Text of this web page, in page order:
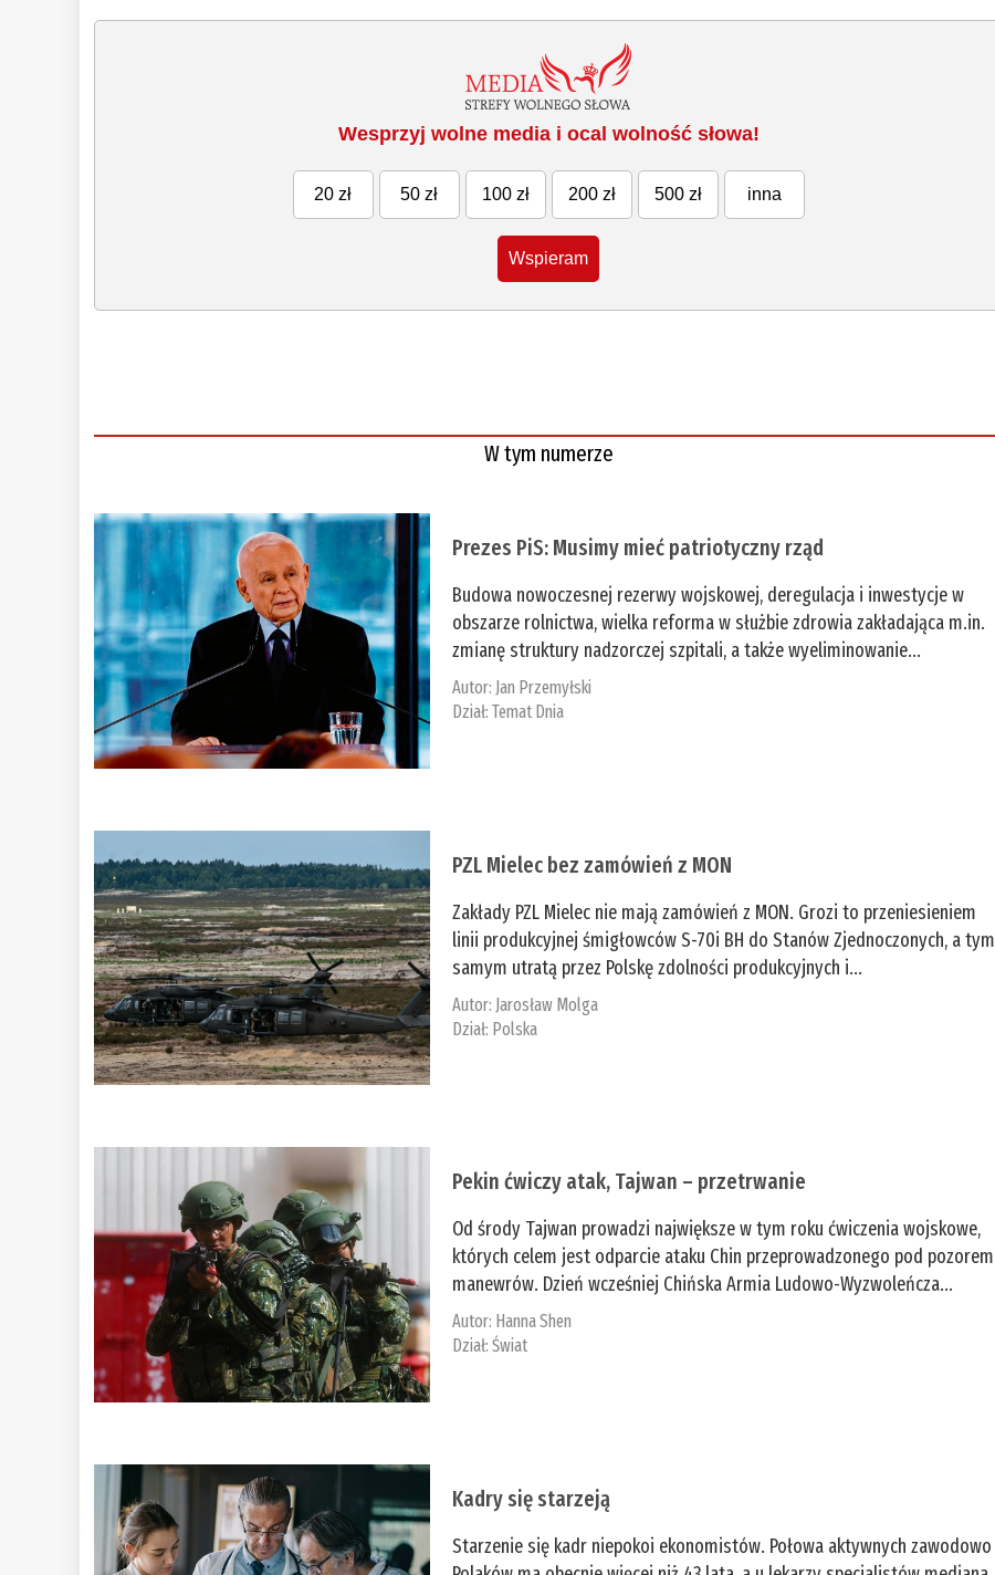
Wesprzyj wolne media i ocal wolność słowa!
20 zł 50 zł 100 zł 200 zł 500 zł inna
Wspieram
W tym numerze
Prezes PiS: Musimy mieć patriotyczny rząd
Budowa nowoczesnej rezerwy wojskowej, deregulacja i inwestycje w
obszarze rolnictwa, wielka reforma w służbie zdrowia zakładająca m.in.
zmianę struktury nadzorczej szpitali, a także wyeliminowanie...
Autor: Jan Przemyłski
Dział:Temat Dnia
PZL Mielec bez zamówień z MON
Zakłady PZL Mielec nie mają zamówień z MON. Grozi to przeniesieniem
linii produkcyjnej śmigłowców S-70i BH do Stanów Zjednoczonych, a tym
samym utratą przez Polskę zdolności produkcyjnych i...
Autor: Jarosław Molga
Dział: Polska
Pekin ćwiczy atak, Tajwan – przetrwanie
Od środy Tajwan prowadzi największe w tym roku ćwiczenia wojskowe,
których celem jest odparcie ataku Chin przeprowadzonego pod pozorem
manewrów. Dzień wcześniej Chińska Armia Ludowo-Wyzwoleńcza...
Autor: ­Hanna Shen
Dział:Świat
Kadry się starzeją
Starzenie się kadr niepokoi ekonomistów. Połowa aktywnych zawodowo